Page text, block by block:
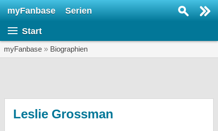
myFanbase Serien
Start
myFanbase » Biographien
Leslie Grossman